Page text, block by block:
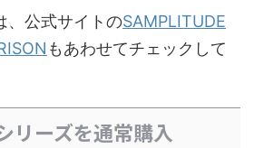
、公式サイトのSAMPLITUDE
もあわせてチェックして
ーズを通常購入